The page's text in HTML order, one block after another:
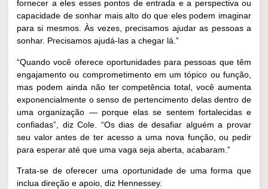
fornecer a eles esses pontos de entrada e a perspectiva ou
capacidade de sonhar mais alto do que eles podem imaginar
para si mesmos. Às vezes, precisamos ajudar as pessoas a
sonhar. Precisamos ajudá-las a chegar lá.”
“Quando você oferece oportunidades para pessoas que têm
engajamento ou comprometimento em um tópico ou função,
mas podem ainda não ter competência total, você aumenta
exponencialmente o senso de pertencimento delas dentro de
uma organização — porque elas se sentem fortalecidas e
confiadas”, diz Cole. “Os dias de desafiar alguém a provar
seu valor antes de ter acesso a uma nova função, ou pedir
para esperar até que uma vaga seja aberta, acabaram.”
Trata-se de oferecer uma oportunidade de uma forma que
inclua direção e apoio, diz Hennessey.